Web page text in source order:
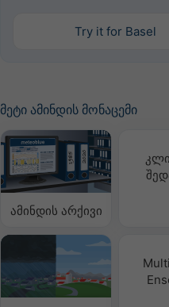
Try it for Basel
მეტი ამინდის მონაცემი
ამინდის არქივი